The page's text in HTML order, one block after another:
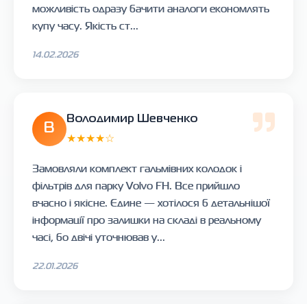
можливість одразу бачити аналоги економлять
купу часу. Якість ст...
14.02.2026
В
Володимир Шевченко
★★★★☆
Замовляли комплект гальмівних колодок і
фільтрів для парку Volvo FH. Все прийшло
вчасно і якісне. Єдине — хотілося б детальнішої
інформації про залишки на складі в реальному
часі, бо двічі уточнював у...
22.01.2026